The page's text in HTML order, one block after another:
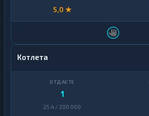
5,0 ★
Котлета
1
25,4 / 200 000